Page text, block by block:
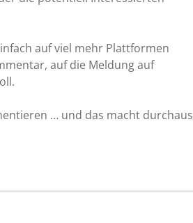
auf viel mehr Plattformen
auf die Meldung auf
… und das macht durchaus